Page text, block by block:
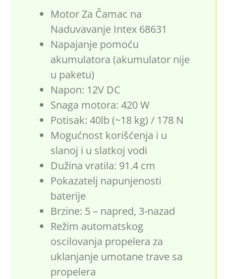
Motor Za Čamac na
Naduvavanje Intex 68631
Napajanje pomoću
akumulatora (akumulator nije
u paketu)
Napon: 12V DC
Snaga motora: 420 W
Potisak: 40lb (~18 kg) / 178 N
Mogućnost korišćenja i u
slanoj i u slatkoj vodi
Dužina vratila: 91.4 cm
Pokazatelj napunjenosti
baterije
Brzine: 5 – napred, 3-nazad
Režim automatskog
oscilovanja propelera za
uklanjanje umotane trave sa
propelera